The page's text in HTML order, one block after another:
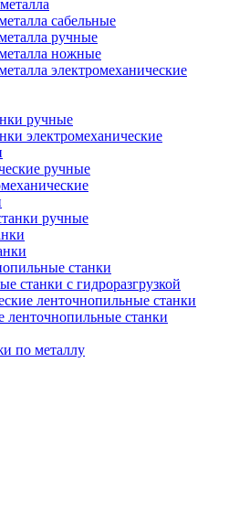
сабельные
ручные
ножные
электромеханические
ручные
электромеханические
ручные
ручные
станки
станки с гидроразгрузкой
ленточнопильные станки
ленточнопильные станки
по металлу